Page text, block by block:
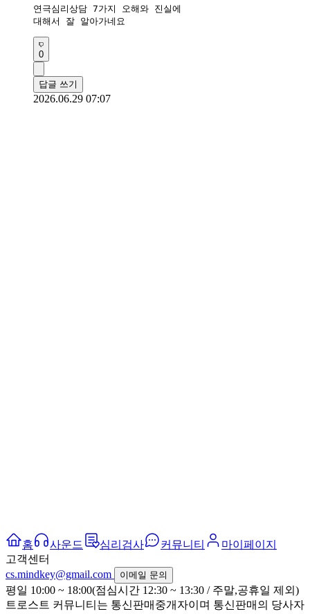
연극심리상담 7가지 오해와 진실에
대해서 잘 알아가네요
0
답글 쓰기
2026.06.29 07:07
홈 사운드 심리검사 커뮤니티
마이페이지
고객센터
cs.mindkey@gmail.com
이메일 문의
평일 10:00 ~ 18:00(점심시간 12:30 ~ 13:30 / 주말,공휴일 제외)
트로스트 커뮤니티는 통신판매중개자이며 통신판매의 당사자